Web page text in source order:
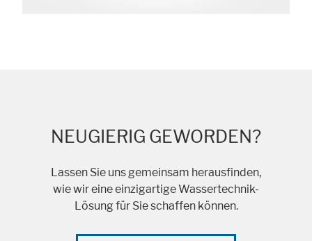
NEUGIERIG GEWORDEN?
Lassen Sie uns gemeinsam herausfinden,
wie wir eine einzigartige Wassertechnik-
Lösung für Sie schaffen können.